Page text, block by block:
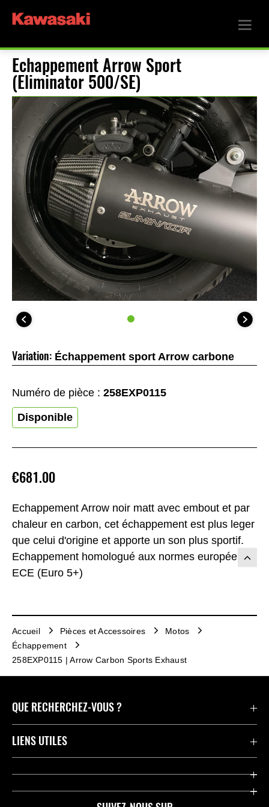
Echappement Arrow Sport
(Eliminator 500/SE)
Echappement Arrow noir matt avec embout et par
chaleur en carbon, cet échappement est plus leger
que celui d'origine et apporte un son plus sportif.
Echappement homologué aux normes européenne
ECE (Euro 5+)
€681.00
Variation: Échappement sport Arrow carbone
Numéro de pièce : 258EXP0115
Disponible
Accueil Pièces et Accessoires
Motos
Échappement
258EXP0115 | Arrow Carbon Sports Exhaust
QUE RECHERCHEZ-VOUS ?
Motos
Compétition
LIENS UTILES
Press